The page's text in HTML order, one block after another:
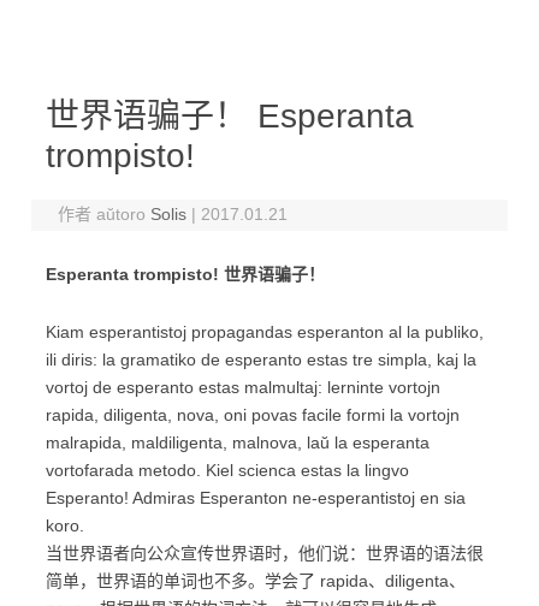
世界语骗子！ Esperanta
trompisto!
作者 aŭtoro Solis | 2017.01.21
Esperanta trompisto! 世界语骗子！
Kiam esperantistoj propagandas esperanton al la publiko,
ili diris: la gramatiko de esperanto estas tre simpla, kaj la
vortoj de esperanto estas malmultaj: lerninte vortojn
rapida, diligenta, nova, oni povas facile formi la vortojn
malrapida, maldiligenta, malnova, laŭ la esperanta
vortofarada metodo. Kiel scienca estas la lingvo
Esperanto! Admiras Esperanton ne-esperantistoj en sia
koro.
当世界语者向公众宣传世界语时，他们说：世界语的语法很
简单，世界语的单词也不多。学会了 rapida、diligenta、